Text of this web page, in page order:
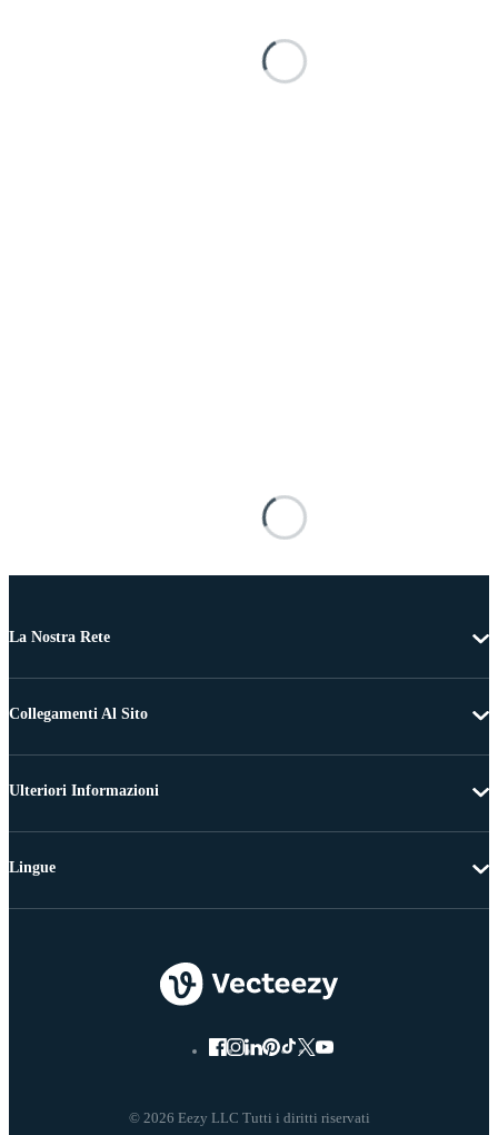
La Nostra Rete
Collegamenti Al Sito
Ulteriori Informazioni
© 2026 Eezy LLC Tutti i diritti riservati
Lingue